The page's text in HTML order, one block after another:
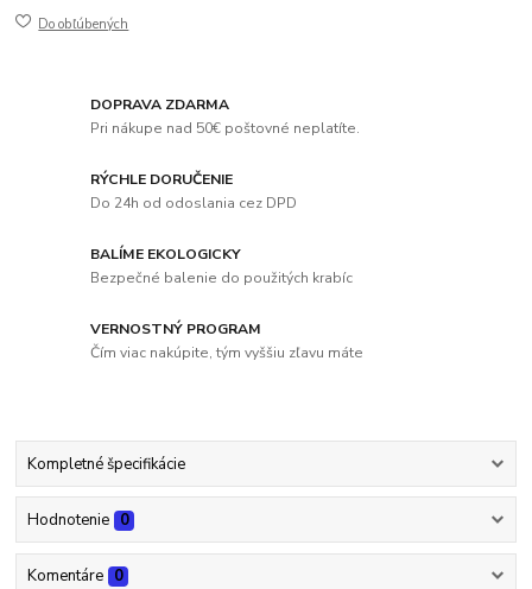
Do obľúbených
DOPRAVA ZDARMA
Pri nákupe nad 50€ poštovné neplatíte.
RÝCHLE DORUČENIE
Do 24h od odoslania cez DPD
BALÍME EKOLOGICKY
Bezpečné balenie do použitých krabíc
VERNOSTNÝ PROGRAM
Čím viac nakúpite, tým vyššiu zľavu máte
Kompletné špecifikácie
Hodnotenie 0
Komentáre 0